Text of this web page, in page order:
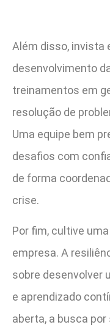
Além disso, invista
desenvolvimento
treinamentos em
resolução de
Uma equipe bem
desafios com
de forma
crise.
Por fim, cultive
empresa. A
sobre desenvolver
e aprendizado
aberta, a busca